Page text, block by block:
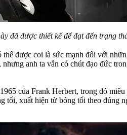
đã được thiết kế để đạt đến trạng
được coi là sức mạnh đối với
anh ta vẫn có chút đạo đức
của Frank Herbert, trong đó
tối, xuất hiện từ bóng tối theo đúng